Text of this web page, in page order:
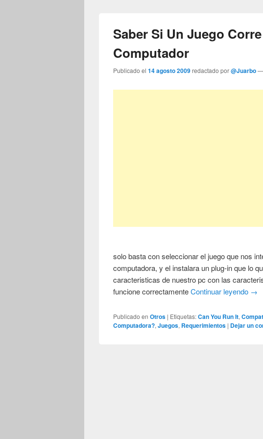
Saber Si Un Juego
Computador
Publicado el14 agosto 2009redactado por@Juarbo
solo basta con seleccionar el juego que nos
computadora, y el instalara un plug-in que lo
caracteristicas de nuestro pc con las
funcione correctamenteContinuar leyendo →
Publicado en Otros | Etiquetas:Can You Run It,
Computadora?,Juegos, Requerimientos | Dejar un